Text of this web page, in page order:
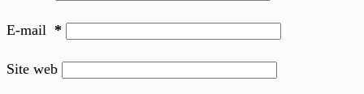
E-mail *
Site web